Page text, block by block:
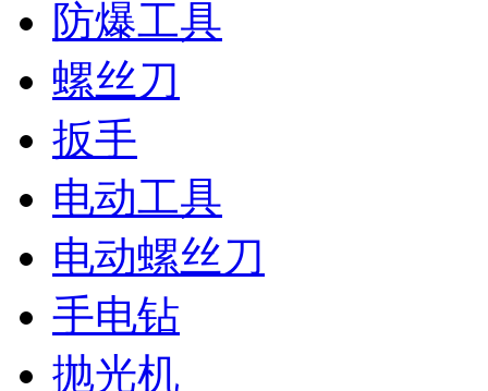
防爆工具
螺丝刀
扳手
电动工具
电动螺丝刀
手电钻
抛光机